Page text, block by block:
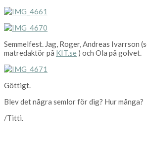
Semmelfest. Jag, Roger, Andreas Ivarrson
matredaktör på KIT.se ) och Ola på golvet.
Göttigt.
Blev det några semlor för dig? Hur många?
/Titti.